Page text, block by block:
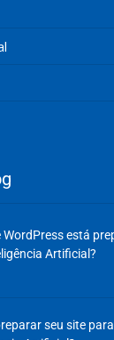
WordPress está
Artificial?
seu site